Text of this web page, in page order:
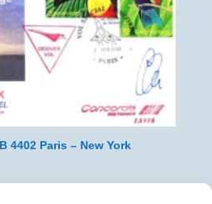
4402 Paris – New York